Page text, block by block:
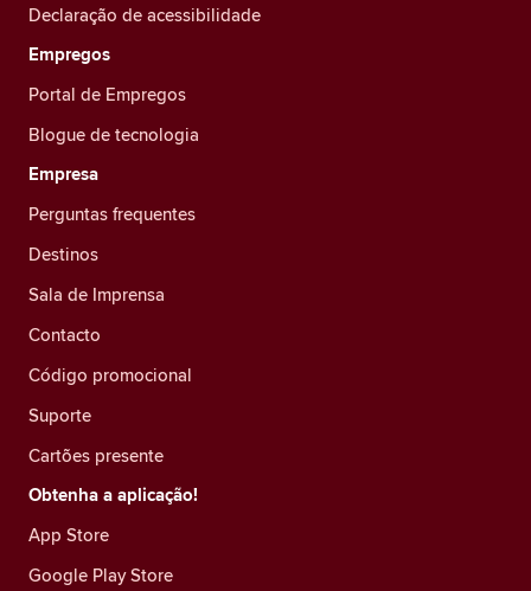
Declaração de acessibilidade
Empregos
Portal de Empregos
Blogue de tecnologia
Empresa
Perguntas frequentes
Destinos
Sala de Imprensa
Contacto
Código promocional
Suporte
Cartões presente
Obtenha a aplicação!
App Store
Google Play Store